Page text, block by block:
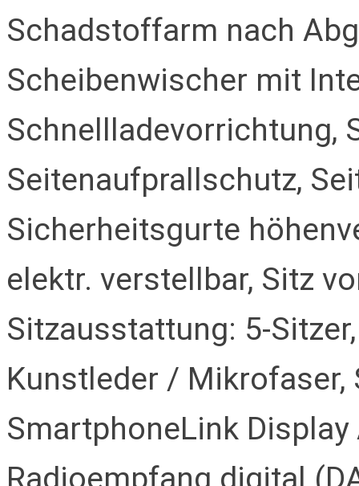
Schadstoffarm nach
Scheibenwischer mit
Schnellladevorrichtung,
Seitenaufprallschutz,
Sicherheitsgurte
elektr. verstellbar, Sitz
Sitzausstattung: 5-
Kunstleder / Mikrofaser,
SmartphoneLink Display
Radioempfang digital